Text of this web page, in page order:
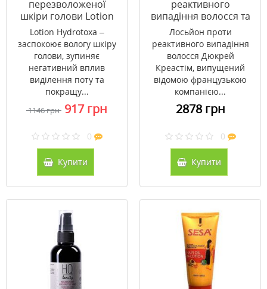
перезволоженої
шкіри голови Lotion
Hydrotoxa 100 мл
Lotion Hydrotoxa –
заспокоює вологу шкіру
голови, зупиняє
негативний вплив
виділення поту та
покращу...
1146 грн 917 грн
0
Купити
реактивного
випадіння волосся та
для росту волосся
Дюкрей Креастім
Ducray Creastim Anti-
Hair Loss Lotion 60 мл
Лосьйон проти
реактивного випадіння
волосся Дюкрей
Креастім, випущений
відомою французькою
компанією...
2878 грн
0
Купити